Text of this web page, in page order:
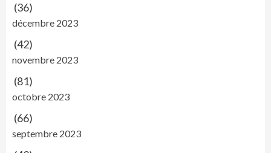
(36)
décembre 2023
(42)
novembre 2023
(81)
octobre 2023
(66)
septembre 2023